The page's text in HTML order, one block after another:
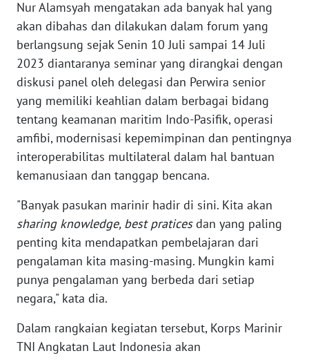
Nur Alamsyah mengatakan ada banyak hal yang
akan dibahas dan dilakukan dalam forum yang
berlangsung sejak Senin 10 Juli sampai 14 Juli
2023 diantaranya seminar yang dirangkai dengan
diskusi panel oleh delegasi dan Perwira senior
yang memiliki keahlian dalam berbagai bidang
tentang keamanan maritim Indo-Pasifik, operasi
amfibi, modernisasi kepemimpinan dan pentingnya
interoperabilitas multilateral dalam hal bantuan
kemanusiaan dan tanggap bencana.
"Banyak pasukan marinir hadir di sini. Kita akan
sharing knowledge, best praticesdan yang paling
penting kita mendapatkan pembelajaran dari
pengalaman kita masing-masing. Mungkin kami
punya pengalaman yang berbeda dari setiap
negara," kata dia.
Dalam rangkaian kegiatan tersebut, Korps Marinir
TNI Angkatan Laut Indonesia akan
WN
JATENG
WN
NUSANTARA
WN
JATIM
WN
WN
KALBAR
WN
KALTENG